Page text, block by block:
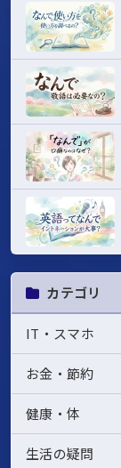
カテゴリ
IT・スマホ
お金・節約
健康・体
生活の疑問